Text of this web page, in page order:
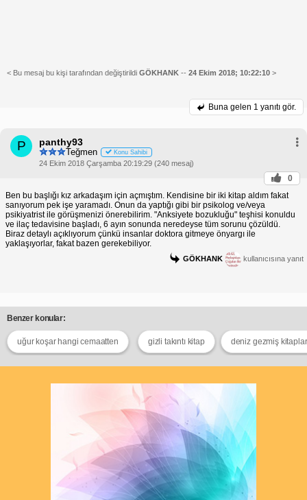
< Bu mesaj bu kişi tarafından değiştirildi GÖKHANK -- 24 Ekim 2018; 10:22:10 >
Buna gelen 1 yanıtı gör.
P panthy93
Teğmen Konu Sahibi
24 Ekim 2018 Çarşamba 20:19:29 (240 mesaj)
0
Ben bu başlığı kız arkadaşım için açmıştım. Kendisine bir iki kitap aldım fakat
sanıyorum pek işe yaramadı. Onun da yaptığı gibi bir psikolog ve/veya
psikiyatrist ile görüşmenizi önerebilirim. "Anksiyete bozukluğu" teşhisi konuldu
ve ilaç tedavisine başladı, 6 ayın sonunda neredeyse tüm sorunu çözüldü.
Biraz detaylı açıklıyorum çünkü insanlar doktora gitmeye önyargı ile
yaklaşıyorlar, fakat bazen gerekebiliyor.
GÖKHANK kullanıcısına yanıt
Benzer konular:
uğur koşar hangi cemaatten gizli takıntı kitap deniz gezmiş